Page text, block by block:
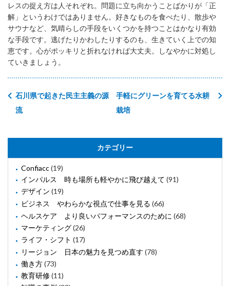
レスの捉え方は人それぞれ。問題に立ち向かうことばかりが「正
解」というわけではありません。好きなものを食べたり、散歩や
サウナなど、気晴らしの手段をいくつかを持つことはかなり有効
な手段です。逃げたりかわしたりするのも、生きていく上での知
恵です。心がポッキリと折れなければ大丈夫。しなやかに対処し
ていきましょう。
手軽にグリーンを育てる水耕
栽培
石川県で起きた民主主義の源
流
カテゴリー
Confiacc(19)
インパルス 時も場所も軽やかに飛び越えて (91)
デザイン (19)
ビジネス やわらかな視点で仕事を見る (66)
ヘルスケア より良いパフォーマンスのために (68)
マーケティング(26)
ライフ・シフト (17)
リージョン 日本の魅力を見つめ直す (78)
働き方(73)
教育研修(11)